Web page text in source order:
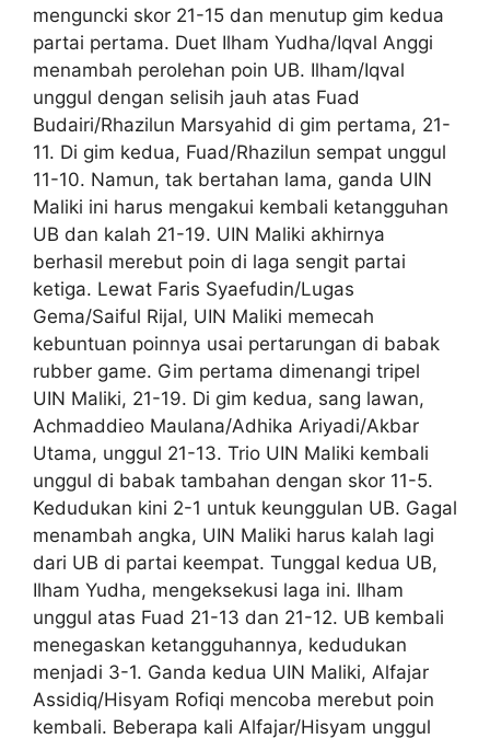
menguncki skor 21-15 dan menutup gim kedua
partai pertama. Duet Ilham Yudha/Iqval Anggi
menambah perolehan poin UB. Ilham/Iqval
unggul dengan selisih jauh atas Fuad
Budairi/Rhazilun Marsyahid di gim pertama, 21-
11. Di gim kedua, Fuad/Rhazilun sempat unggul
11-10. Namun, tak bertahan lama, ganda UIN
Maliki ini harus mengakui kembali ketangguhan
UB dan kalah 21-19. UIN Maliki akhirnya
berhasil merebut poin di laga sengit partai
ketiga. Lewat Faris Syaefudin/Lugas
Gema/Saiful Rijal, UIN Maliki memecah
kebuntuan poinnya usai pertarungan di babak
rubber game. Gim pertama dimenangi tripel
UIN Maliki, 21-19. Di gim kedua, sang lawan,
Achmaddieo Maulana/Adhika Ariyadi/Akbar
Utama, unggul 21-13. Trio UIN Maliki kembali
unggul di babak tambahan dengan skor 11-5.
Kedudukan kini 2-1 untuk keunggulan UB. Gagal
menambah angka, UIN Maliki harus kalah lagi
dari UB di partai keempat. Tunggal kedua UB,
Ilham Yudha, mengeksekusi laga ini. Ilham
unggul atas Fuad 21-13 dan 21-12. UB kembali
menegaskan ketangguhannya, kedudukan
menjadi 3-1. Ganda kedua UIN Maliki, Alfajar
Assidiq/Hisyam Rofiqi mencoba merebut poin
kembali. Beberapa kali Alfajar/Hisyam unggul